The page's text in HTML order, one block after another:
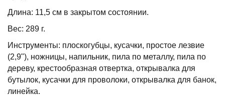
Длина: 11,5 см в закрытом состоянии.
Вес: 289 г.
Инструменты: плоскогубцы, кусачки, простое лезвие
(2,9"), ножницы, напильник, пила по металлу, пила по
дереву, крестообразная отвертка, открывалка для
бутылок, кусачки для проволоки, открывалка для банок,
линейка.